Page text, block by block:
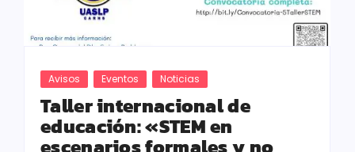
Avisos Eventos Noticias
Taller internacional de
educación: «STEM en